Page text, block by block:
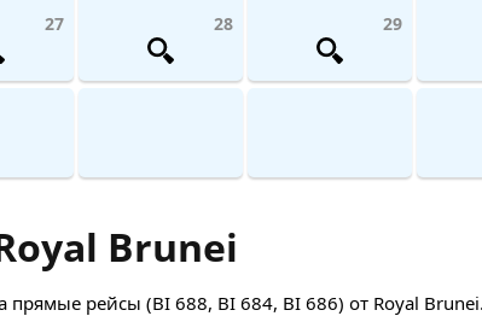
27 28 29
Brunei
рейсы (BI 688, BI 684, BI 686) от Royal Brunei.